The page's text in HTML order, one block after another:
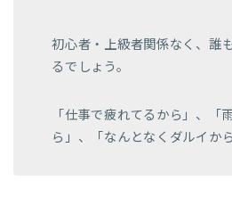
初心者・上級者関係なく、誰
るでしょう。
「仕事で疲れてるから」、「
ら」、「なんとなくダルイか